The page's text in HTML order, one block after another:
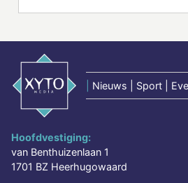
Nieuws | Sport |
Hoofdvestiging:
van Benthuizenlaan 1
1701 BZ Heerhugowaard